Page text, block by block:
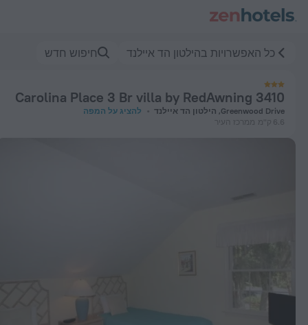
כל האפשרויות בהילטון הד איילנד חיפוש חדש
3410 Carolina Place 3 Br villa by RedAwning
Greenwood Drive, הילטון הד איילנד
להציג על המפה
6.6 ק"מ
ממרכז העיר